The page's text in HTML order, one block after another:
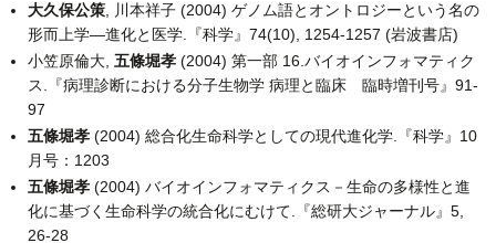
大久保公策 , 川本祥子 (2004) ゲノム語とオントロジーという名の
形而上学―進化と医学.『科学』74(10), 1254-1257 (岩波書店)
小笠原倫大, 五條堀孝 (2004) 第一部 16.バイオインフォマティク
ス.『病理診断における分子生物学 病理と臨床 臨時増刊号』91-
97
五條堀孝 (2004) 総合化生命科学としての現代進化学.『科学』10
月号：1203
五條堀孝 (2004) バイオインフォマティクス－生命の多様性と進
化に基づく生命科学の統合化にむけて.『総研大ジャーナル』5,
26-28